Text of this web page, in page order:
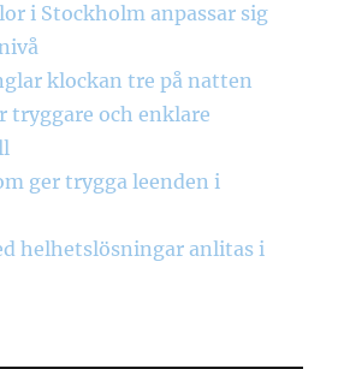
i Stockholm anpassar sig
klockan tre på natten
tryggare och enklare
ger trygga leenden i
helhetslösningar anlitas i